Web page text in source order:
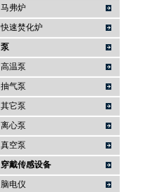
马弗炉
快速焚化炉
泵
高温泵
抽气泵
其它泵
离心泵
真空泵
穿戴传感设备
脑电仪